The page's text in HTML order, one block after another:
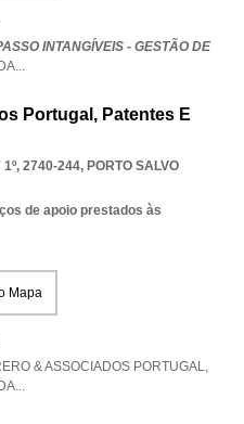
INTANGÍVEIS - GESTÃO DE
...
Portugal, Patentes E
1º, 2740-244, PORTO SALVO
de apoio prestados às
Mapa
& ASSOCIADOS PORTUGAL,
...